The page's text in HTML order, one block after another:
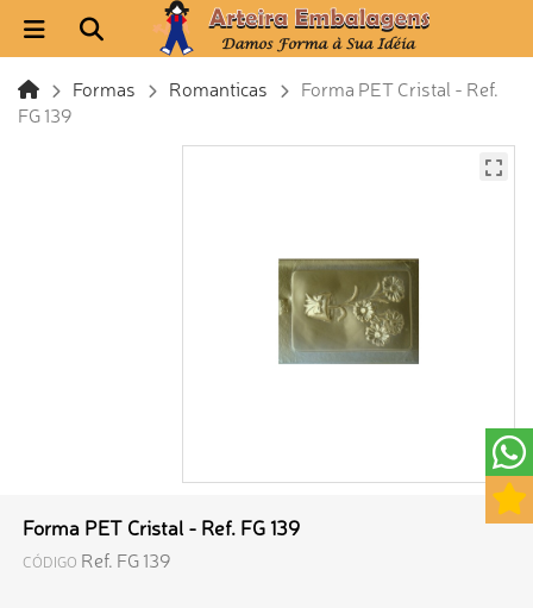
Formas Romanticas
Forma PET Cristal - Ref.
FG 139
Forma PET Cristal - Ref. FG 139
CÓDIGO Ref. FG 139